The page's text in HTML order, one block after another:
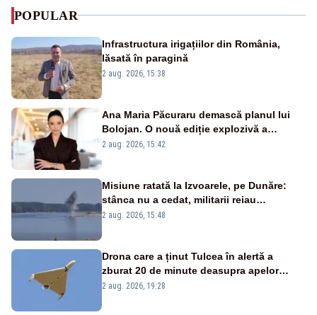
POPULAR
Infrastructura irigațiilor din România,
lăsată în paragină
2 aug. 2026, 15:38
Ana Maria Păcuraru demască planul lui
Bolojan. O nouă ediție explozivă a
emisiunii „Miza Zilei” la Realitatea PLUS
2 aug. 2026, 15:42
Misiune ratată la Izvoarele, pe Dunăre:
stânca nu a cedat, militarii reiau
detonările luni – VIDEO
2 aug. 2026, 15:48
Drona care a ținut Tulcea în alertă a
zburat 20 de minute deasupra apelor
României. Au fost ridicate două F-16
2 aug. 2026, 19:28